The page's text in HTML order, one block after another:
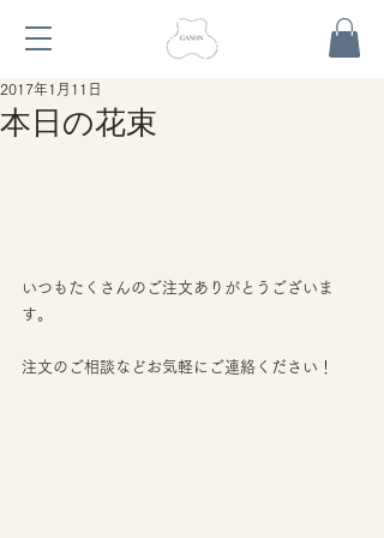
本日の花束
2017年1月11日
いつもたくさんのご注文ありがとうございま
す。